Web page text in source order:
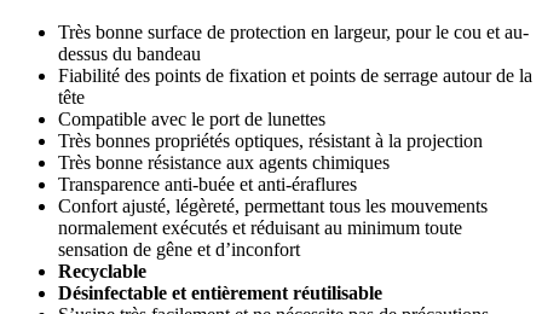
Très bonne surface de protection en largeur, pour le cou et au-
dessus du bandeau
Fiabilité des points de fixation et points de serrage autour de la
tête
Compatible avec le port de lunettes
Très bonnes propriétés optiques, résistant à la projection
Très bonne résistance aux agents chimiques
Transparence anti-buée et anti-éraflures
Confort ajusté, légèreté, permettant tous les mouvements
normalement exécutés et réduisant au minimum toute
sensation de gêne et d’inconfort
Recyclable
Désinfectable et entièrement réutilisable